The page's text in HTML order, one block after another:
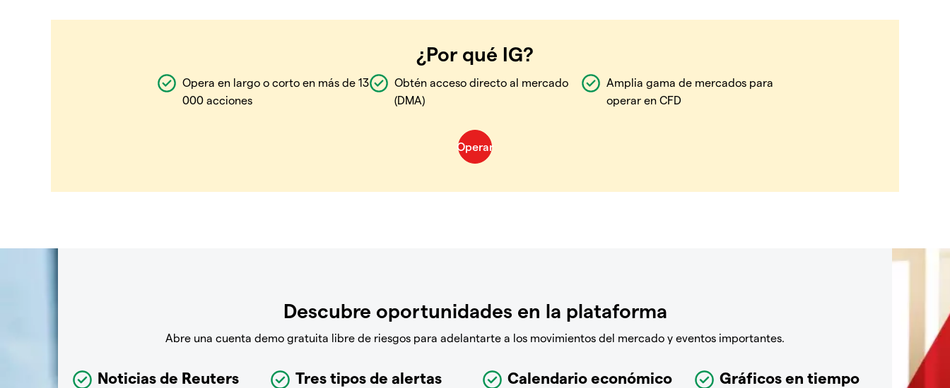
¿Por qué IG?
Opera en largo o corto en más de 13
000 acciones
Obtén acceso directo al mercado
(DMA)
Amplia gama de mercados para
operar en CFD
Descubre oportunidades en la plataforma
Abre una cuenta demo gratuita libre de riesgos para adelantarte a los movimientos del mercado y eventos importantes.
Noticias de Reuters Tres tipos de alertas Calendario económico
Gráficos en tiempo